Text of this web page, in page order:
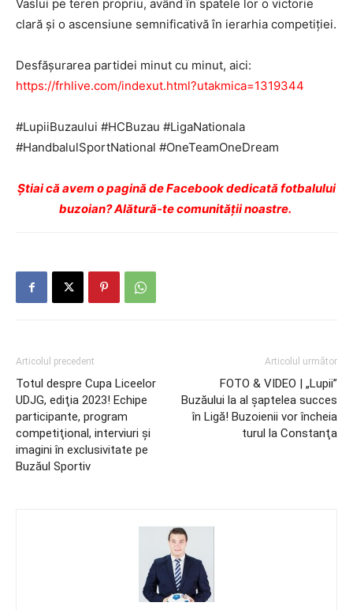
Vaslui pe teren propriu, având în spatele lor o victorie
clară și o ascensiune semnificativă în ierarhia competiției.
Desfăşurarea partidei minut cu minut, aici:
https://frhlive.com/indexut.html?utakmica=1319344
#LupiiBuzaului #HCBuzau #LigaNationala
#HandbalulSportNational #OneTeamOneDream
Ştiai că avem o pagină de Facebook dedicată fotbalului
buzoian? Alătură-te comunității noastre.
Articolul precedent
Totul despre Cupa Liceelor
UDJG, ediţia 2023! Echipe
participante, program
competiţional, interviuri şi
imagini în exclusivitate pe
Buzăul Sportiv
Articolul următor
FOTO & VIDEO | „Lupii”
Buzăului la al şaptelea succes
în Ligă! Buzoienii vor încheia
turul la Constanţa